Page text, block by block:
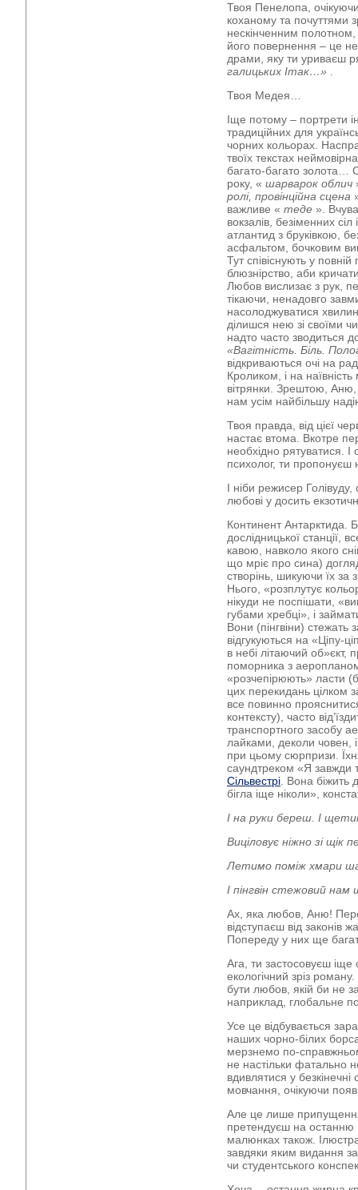
Твоя Пенелопа,
коханому та почуттями
нескінченним полотном,
його повернення – це
драми, яку ти уриваєш
галицьких Ітак…»
Твоя Медея…
Іще потому – портрети
традиційних для
чорних кольорах.
твоїх текстах
багато-багато золота…
року, « шарварок облич
ролі, провінційна сцена
важливе « теде ».
вокзалів, безіменних
атлантид з бруківкою,
асфальтом, бочковим
Тут співіснують у повній
блюзнірство, аби
Любов вислизає з рук,
тікаючи, ненадовго
насолоджуватися
ділишся нею зі своїми
надто часто зводиться
«Вагітність. Біль.
відкриваються очі на
Кроликом, і на
вітрянки. Зрештою, Аню,
нам усім найбільшу
Твоя правда, від цієї
настає втома. Вкотре
необхідно рятуватися.
психолог, ти пропонуєш
І ніби режисер
любові у досить
Континент Антарктида.
дослідницької станції,
кавою, навколо якого
що мріє про сина)
створінь, шикуючи їх за
Нього, «розплутує
нікуди не поспішати,
губами хребці», і
Вони (пінгвіни) стежать
відгукуються на «Ціпу-
в небі літаючий
поморника з
«розчепірюють» ласти
цих перекидань цілком
все повинно
контексту), часто
транспортного засобу
лайками, деколи човен,
при цьому сюрпризи.
саундтреком «Я завжди
Сільвестрі . Вона
бігла іще ніколи»,
І на руки береш. І
Виціловує ніжно зі щік
Летимо поміж хмари
І пінгвін стежовий нам
Ах, яка любов, Аню!
відступаєш від законів
Попереду у них ще
Ага, ти застосовуєш іще
екологічний зріз
бути любов, якій би не
наприклад, глобальне
Усе це відбувається
наших чорно-білих
мерзнемо по-
не настільки фатально
вдивлятися у
мовчання, очікуючи
Але це лише
претендуєш на останню
малюнках також.
завдяки яким видання
чи студентського